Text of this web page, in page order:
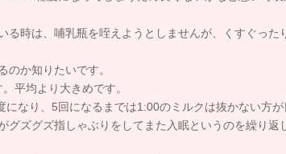
る時は、哺乳瓶を咥えようとしませんが、くすぐった
のか知りたいです。
平均より大きめです。
になり、5回になるまでは1:00のミルクは抜かない方が
グズグズ指しゃぶりをしてまた入眠というのを繰り返